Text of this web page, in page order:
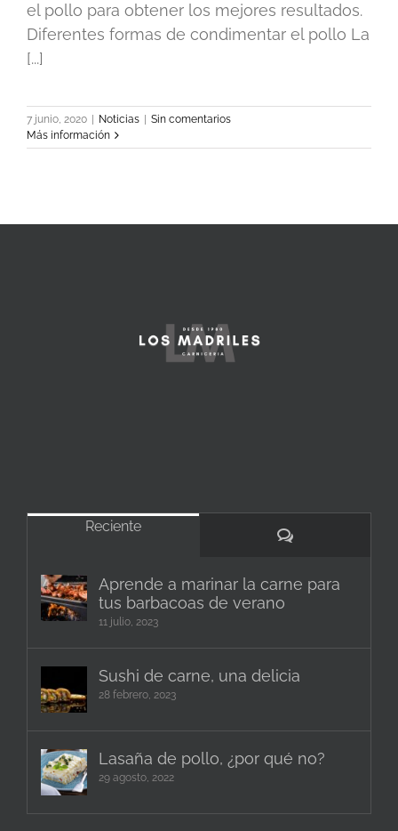
el pollo para obtener los mejores resultados.
Diferentes formas de condimentar el pollo La
[...]
7 junio, 2020 Noticias
Sin comentarios
Más información
Reciente
Comentarios
Aprende a marinar la carne para
tus barbacoas de verano
11 julio, 2023
Sushi de carne, una delicia
28 febrero, 2023
Lasaña de pollo, ¿por qué no?
29 agosto, 2022